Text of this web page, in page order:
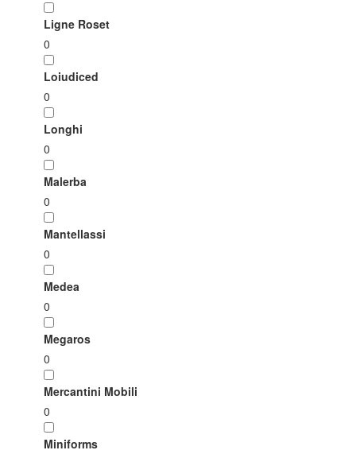
Ligne Roset
0
Loiudiced
0
Longhi
0
Malerba
0
Mantellassi
0
Medea
0
Megaros
0
Mercantini Mobili
0
Miniforms